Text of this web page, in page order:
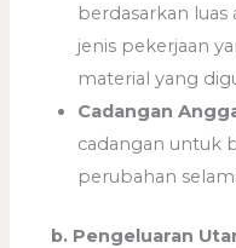
berdasarkan luas
jenis pekerjaan
material yang
Cadangan
cadangan untuk
perubahan
b. Pengeluaran